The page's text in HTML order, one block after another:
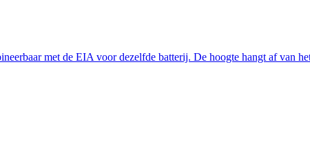
met de EIA voor dezelfde batterij. De hoogte hangt af van